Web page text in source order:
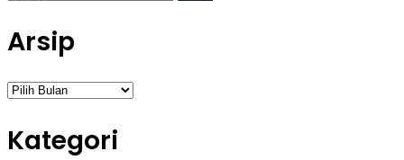
Arsip
Arsip
Kategori